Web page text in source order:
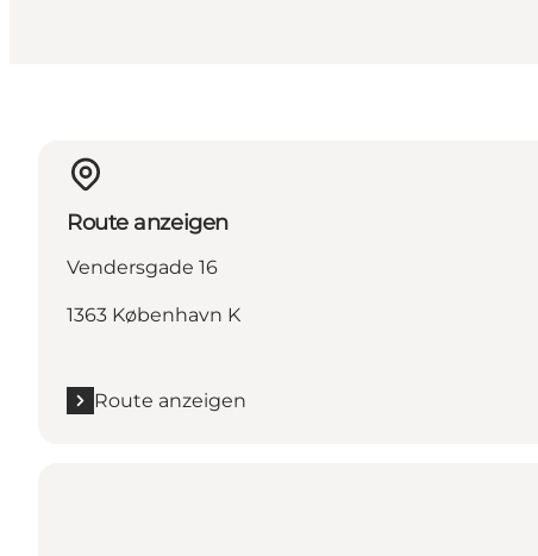
Route anzeigen
Vendersgade 16
1363 København K
Route anzeigen